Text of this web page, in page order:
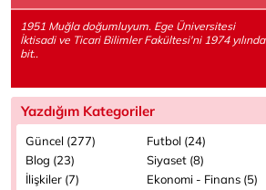
1951 Muğla doğumluyum. Ege Üniversitesi
İktisadi ve Ticari Bilimler Fakültesi'ni 1974 yılında
bit..
Yazdığım Kategoriler
Güncel (277)
Futbol (24)
Blog (23)
Siyaset (8)
İlişkiler (7)
Ekonomi - Finans (5)